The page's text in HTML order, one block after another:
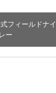
フィールドナイ
ー